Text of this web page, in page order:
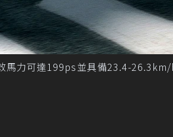
馬力可達199ps並具備23.4-26.3km/